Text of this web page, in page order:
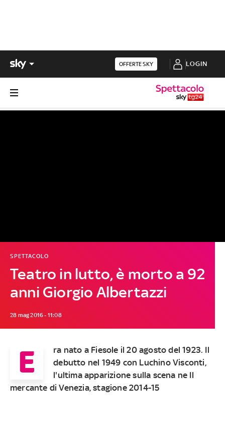
OFFERTE SKY LOGIN
Teatro in lutto, è morto a 92
anni Giorgio Albertazzi
SPETTACOLO
28 mag 2016 - 11:08
E
ra nato a Fiesole il 20 agosto del 1923. Il
debutto nel 1949 con Luchino Visconti,
l'ultima apparizione sulla scena ne Il
mercante di Venezia, stagione 2014-15